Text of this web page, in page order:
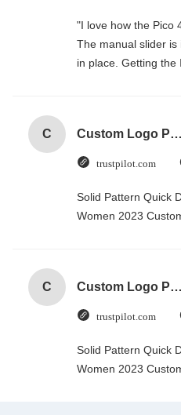
"I love how the Pico
The manual slider is
in place. Getting the
C Custom Logo Paper Cardboard Packing Folding White / Black / Rose Gold Luxury Magnetic Gift Box with Ribbon Closure
trustpilot.com
Solid Pattern Quick
Women 2023
C Custom Logo Paper Cardboard Packing Folding White / Black / Rose Gold Luxury Magnetic Gift Box with Ribbon Closure
trustpilot.com
Solid Pattern Quick
Women 2023